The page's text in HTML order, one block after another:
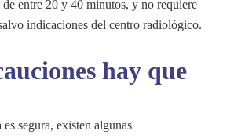
entre 20 y 40 minutos, y no requiere
indicaciones del centro radiológico.
hay que
segura, existen algunas